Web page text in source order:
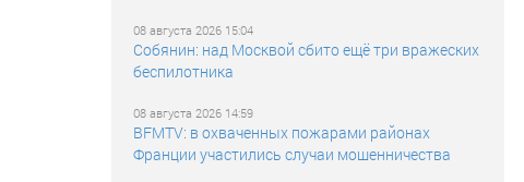
08 августа 2026 15:04
Собянин: над Москвой сбито ещё три вражеских
беспилотника
08 августа 2026 14:59
BFMTV: в охваченных пожарами районах
Франции участились случаи мошенничества